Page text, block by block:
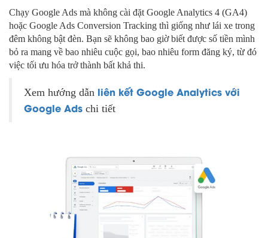
Chạy Google Ads mà không cài đặt Google Analytics 4 (GA4)
hoặc Google Ads Conversion Tracking thì giống như lái xe trong
đêm không bật đèn. Bạn sẽ không bao giờ biết được số tiền mình
bỏ ra mang về bao nhiêu cuộc gọi, bao nhiêu form đăng ký, từ đó
việc tối ưu hóa trở thành bất khả thi.
Xem hướng dẫn liên kết Google Analytics với
Google Ads chi tiết